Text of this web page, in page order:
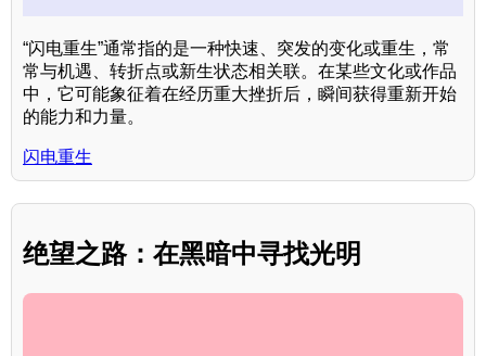
“闪电重生”通常指的是一种快速、突发的变化或重生，常
常与机遇、转折点或新生状态相关联。在某些文化或作品
中，它可能象征着在经历重大挫折后，瞬间获得重新开始
的能力和力量。
闪电重生
绝望之路：在黑暗中寻找光明